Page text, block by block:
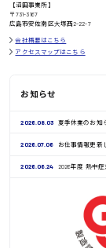
鳥取県
【沼田事業所】
〒731-3167
広島市安佐南区大塚西2-22-7
会社概要はこちら
アクセスマップはこちら
お知らせ
2026.08.03 夏季休業のお知
2026.07.06 お仕事情報更新
2026.06.24 2026年度 熱中